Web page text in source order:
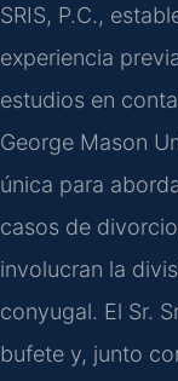
SRIS, P.C.,
experiencia
estudios en
George Mason
única para
casos de
involucran la
conyugal. El Sr.
bufete y, junto